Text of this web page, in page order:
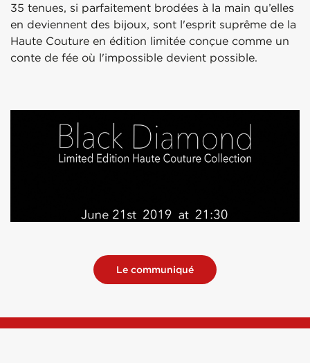
35 tenues, si parfaitement brodées à la main qu’elles
en deviennent des bijoux, sont l'esprit suprême de la
Haute Couture en édition limitée conçue comme un
conte de fée où l'impossible devient possible.
Le communiqué